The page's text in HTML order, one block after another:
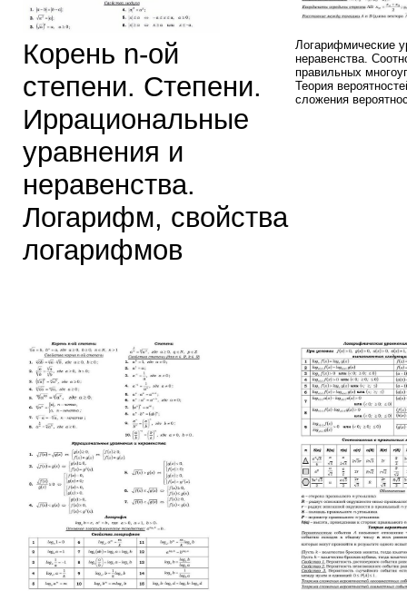
Корень n-ой
степени. Степени.
Иррациональные
уравнения и
неравенства.
Логарифм, свойства
логарифмов
Логарифмические
неравенства.
правильных
Теория
сложения